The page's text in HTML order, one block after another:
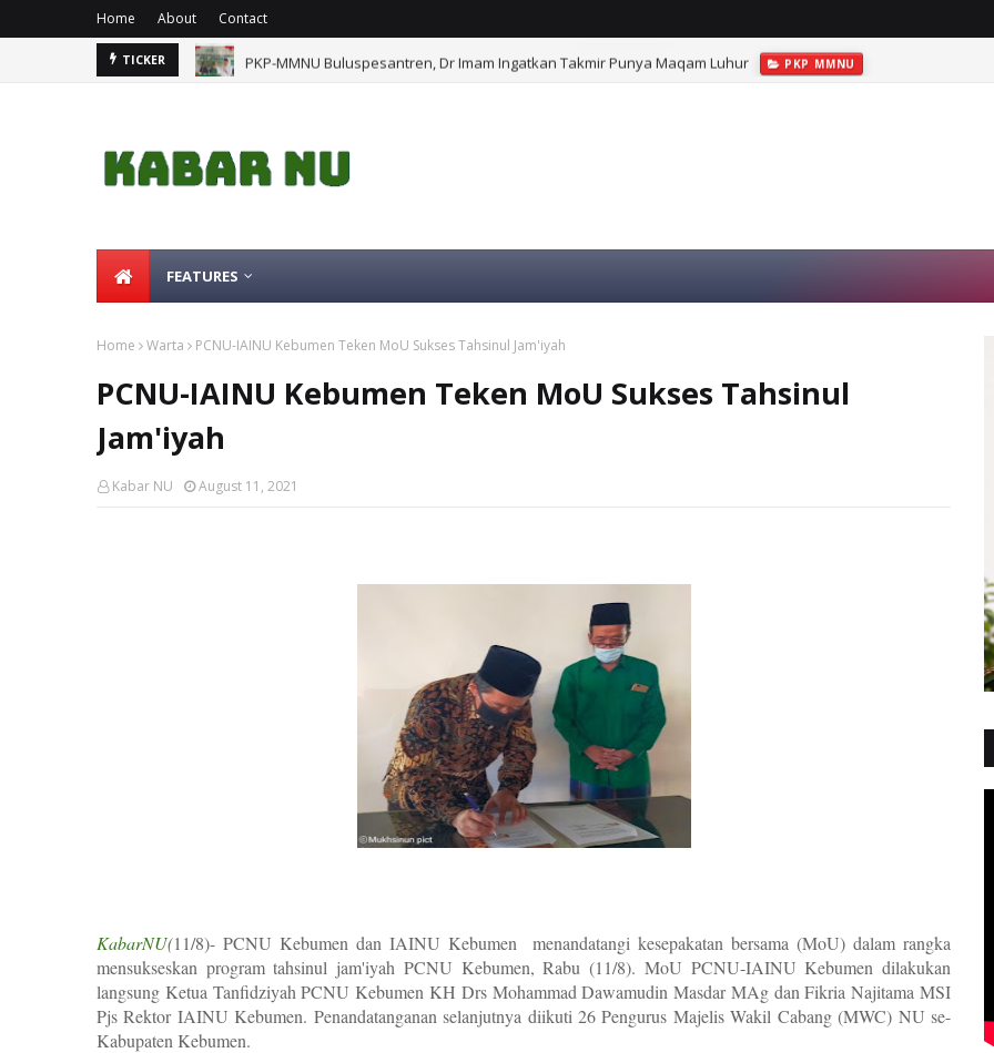
Home About Contact
TICKER PKP-MMNU Buluspesantren, Dr Imam Ingatkan Takmir Punya Maqam Luhur PKP MMNU
FEATURES
Home Warta PCNU-IAINU Kebumen Teken MoU Sukses Tahsinul Jam'iyah
PCNU-IAINU Kebumen Teken MoU Sukses Tahsinul
Jam'iyah
Kabar NU August 11, 2021
KabarNU(11/8)- PCNU Kebumen dan IAINU Kebumen menandatangi kesepakatan bersama (MoU) dalam rangka
mensukseskan program tahsinul jam'iyah PCNU Kebumen, Rabu (11/8). MoU PCNU-IAINU Kebumen dilakukan
langsung Ketua Tanfidziyah PCNU Kebumen KH Drs Mohammad Dawamudin Masdar MAg dan Fikria Najitama MSI
Pjs Rektor IAINU Kebumen. Penandatanganan selanjutnya diikuti 26 Pengurus Majelis Wakil Cabang (MWC) NU se-
Kabupaten Kebumen.